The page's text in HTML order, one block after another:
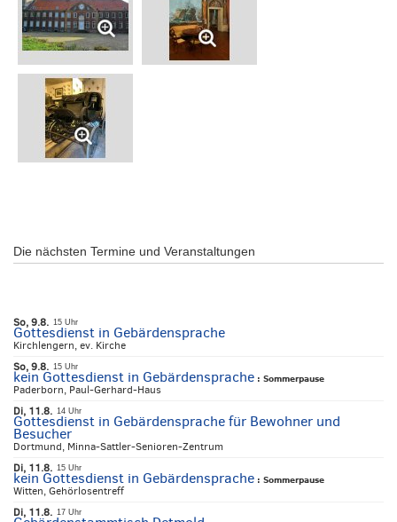
Die nächsten Termine und Veranstaltungen
So, 9.8. 15 Uhr
Gottesdienst in Gebärdensprache
Kirchlengern, ev. Kirche
So, 9.8. 15 Uhr
kein Gottesdienst in Gebärdensprache : Sommerpause
Paderborn, Paul-Gerhard-Haus
Di, 11.8. 14 Uhr
Gottesdienst in Gebärdensprache für Bewohner und
Besucher
Dortmund, Minna-Sattler-Senioren-Zentrum
Di, 11.8. 15 Uhr
kein Gottesdienst in Gebärdensprache : Sommerpause
Witten, Gehörlosentreff
Di, 11.8. 17 Uhr